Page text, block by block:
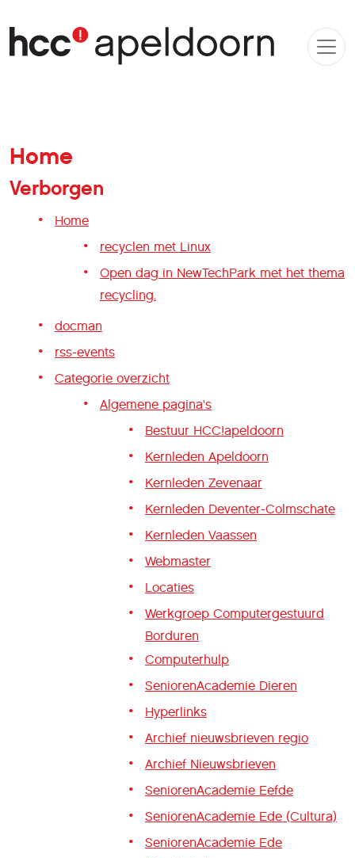
Home
Verborgen
Home
recyclen met Linux
Open dag in NewTechPark met het thema
recycling.
docman
rss-events
Categorie overzicht
Algemene pagina's
Bestuur HCC!apeldoorn
Kernleden Apeldoorn
Kernleden Zevenaar
Kernleden Deventer-Colmschate
Kernleden Vaassen
Webmaster
Locaties
Werkgroep Computergestuurd
Borduren
Computerhulp
SeniorenAcademie Dieren
Hyperlinks
Archief nieuwsbrieven regio
Archief Nieuwsbrieven
SeniorenAcademie Eefde
SeniorenAcademie Ede (Cultura)
SeniorenAcademie Ede